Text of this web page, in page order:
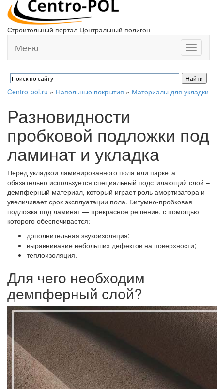
Строительный портал Центральный полигон
Toggle
Меню
Centro-pol.ru » Напольные покрытия » Материалы для укладки
Разновидности
пробковой подложки под
ламинат и укладка
Перед укладкой ламинированного пола или паркета
обязательно используется специальный подстилающий слой –
демпферный материал, который играет роль амортизатора и
увеличивает срок эксплуатации пола. Битумно-пробковая
подложка под ламинат — прекрасное решение, с помощью
которого обеспечивается:
дополнительная звукоизоляция;
выравнивание небольших дефектов на поверхности;
теплоизоляция.
Для чего необходим
демпферный слой?